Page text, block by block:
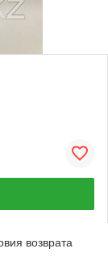
возврата